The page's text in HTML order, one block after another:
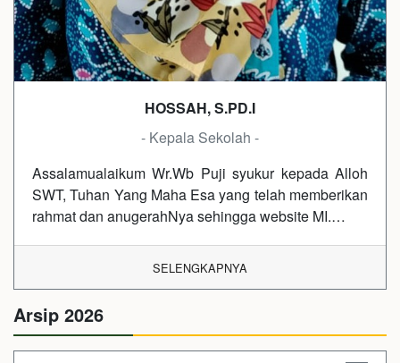
HOSSAH, S.PD.I
- Kepala Sekolah -
Assalamualaikum Wr.Wb Puji syukur kepada Alloh
SWT, Tuhan Yang Maha Esa yang telah memberikan
rahmat dan anugerahNya sehingga website MI.…
SELENGKAPNYA
Arsip 2026